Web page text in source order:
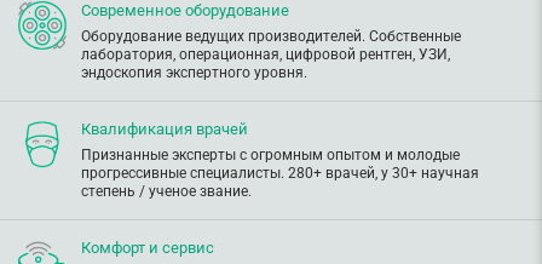
Современное оборудование
Оборудование ведущих производителей. Собственные
лаборатория, операционная, цифровой рентген, УЗИ,
эндоскопия экспертного уровня.
Квалификация врачей
Признанные эксперты с огромным опытом и молодые
прогрессивные специалисты. 280+ врачей, у 30+ научная
степень / ученое звание.
Комфорт и сервис